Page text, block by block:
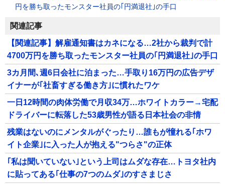
円を勝ち取ったモンスター社員の｢円満退社｣の手口
関連記事
【関連記事】解雇通知書はカネになる…2社から裁判で計
4700万円を勝ち取ったモンスター社員の｢円満退社｣の手口
3カ月間､週6日会社に泊まった…手取り16万円の広告デザ
イナーが｢社畜すぎる働き方｣に慣れたワケ
一日12時間の肉体労働で月収34万…ホワイトカラー→宅配
ドライバーに転落した53歳男性が語る日本社会の非情
残業はないのにメンタルがぐったり…誰もが憧れる｢ホワ
イト企業｣に入った人が抱える"つらさ"の正体
｢私は聞いていない｣という上司はムダな存在…トヨタ社内
に貼ってある｢仕事の7つのムダ｣のすさまじさ